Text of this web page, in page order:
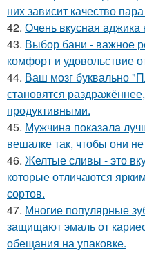
них зависит качество
42. Очень вкусная аджика
43. Выбор бани - важное
комфорт и удовольствие
44. Ваш мозг буквально
становятся
продуктивными.
45. Мужчина показала
вешалке так, чтобы они
46. Желтые сливы - это
которые отличаются
сортов.
47. Многие популярные
защищают эмаль от
обещания на упаковке.